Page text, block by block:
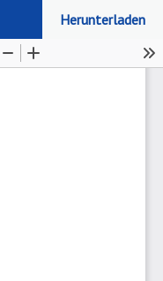
Herunterladen